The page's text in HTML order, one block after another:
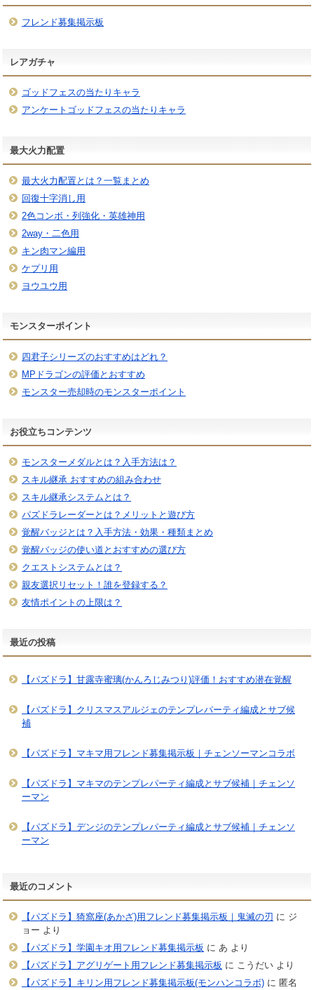
フレンド募集掲示板
レアガチャ
ゴッドフェスの当たりキャラ
アンケートゴッドフェスの当たりキャラ
最大火力配置
最大火力配置とは？一覧まとめ
回復十字消し用
2色コンボ・列強化・英雄神用
2way・二色用
キン肉マン編用
ケプリ用
ヨウユウ用
モンスターポイント
四君子シリーズのおすすめはどれ？
MPドラゴンの評価とおすすめ
モンスター売却時のモンスターポイント
お役立ちコンテンツ
モンスターメダルとは？入手方法は？
スキル継承 おすすめの組み合わせ
スキル継承システムとは？
パズドラレーダーとは？メリットと遊び方
覚醒バッジとは？入手方法・効果・種類まとめ
覚醒バッジの使い道とおすすめの選び方
クエストシステムとは？
親友選択リセット！誰を登録する？
友情ポイントの上限は？
最近の投稿
【パズドラ】甘露寺蜜璃(かんろじみつり)評価！おすすめ潜在覚醒
【パズドラ】クリスマスアルジェのテンプレパーティ編成とサブ候
補
【パズドラ】マキマ用フレンド募集掲示板｜チェンソーマンコラボ
【パズドラ】マキマのテンプレパーティ編成とサブ候補｜チェンソ
ーマン
【パズドラ】デンジのテンプレパーティ編成とサブ候補｜チェンソ
ーマン
最近のコメント
【パズドラ】猗窩座(あかざ)用フレンド募集掲示板｜鬼滅の刃 に ジ
ョー より
【パズドラ】学園キオ用フレンド募集掲示板 に あ より
【パズドラ】アグリゲート用フレンド募集掲示板 に こうだいより
【パズドラ】キリン用フレンド募集掲示板(モンハンコラボ)に 匿名